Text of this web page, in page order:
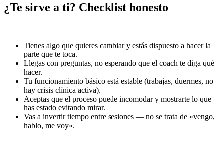
¿Te sirve a ti? Checklist honesto
Tienes algo que quieres cambiar y estás dispuesto a hacer la
parte que te toca.
Llegas con preguntas, no esperando que el coach te diga qué
hacer.
Tu funcionamiento básico está estable (trabajas, duermes, no
hay crisis clínica activa).
Aceptas que el proceso puede incomodar y mostrarte lo que
has estado evitando mirar.
Vas a invertir tiempo entre sesiones — no se trata de «vengo,
hablo, me voy».